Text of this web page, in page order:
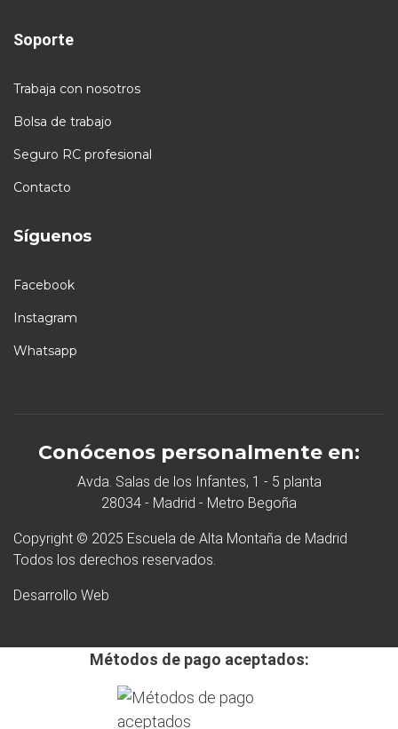
Soporte
Trabaja con nosotros
Bolsa de trabajo
Seguro RC profesional
Contacto
Síguenos
Facebook
Instagram
Whatsapp
Conócenos personalmente en:
Avda. Salas de los Infantes, 1 - 5 planta
28034 - Madrid - Metro Begoña
Copyright © 2025 Escuela de Alta Montaña de Madrid
Todos los derechos reservados.
Desarrollo Web
Métodos de pago aceptados: